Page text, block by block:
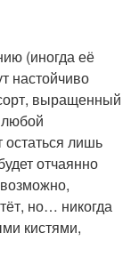
(иногда её
настойчиво
выращенный
лишь
отчаянно
но… никогда
кистями,